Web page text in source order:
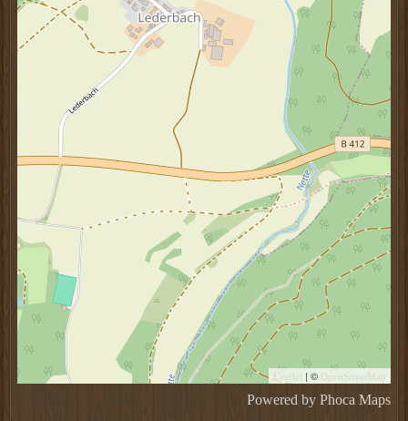
Leaflet | © OpenStreetMap
Powered by Phoca Maps